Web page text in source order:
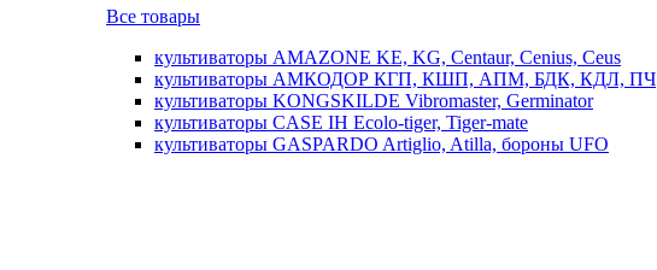
Все товары
культиваторы AMAZONE KE, KG, Centaur, Cenius, Ceus
культиваторы АМКОДОР КГП, КШП, АПМ, БДК, КДЛ, ПЧ
культиваторы KONGSKILDE Vibromaster, Germinator
культиваторы CASE IH Ecolo-tiger, Tiger-mate
культиваторы GASPARDO Artiglio, Atilla, бороны UFO